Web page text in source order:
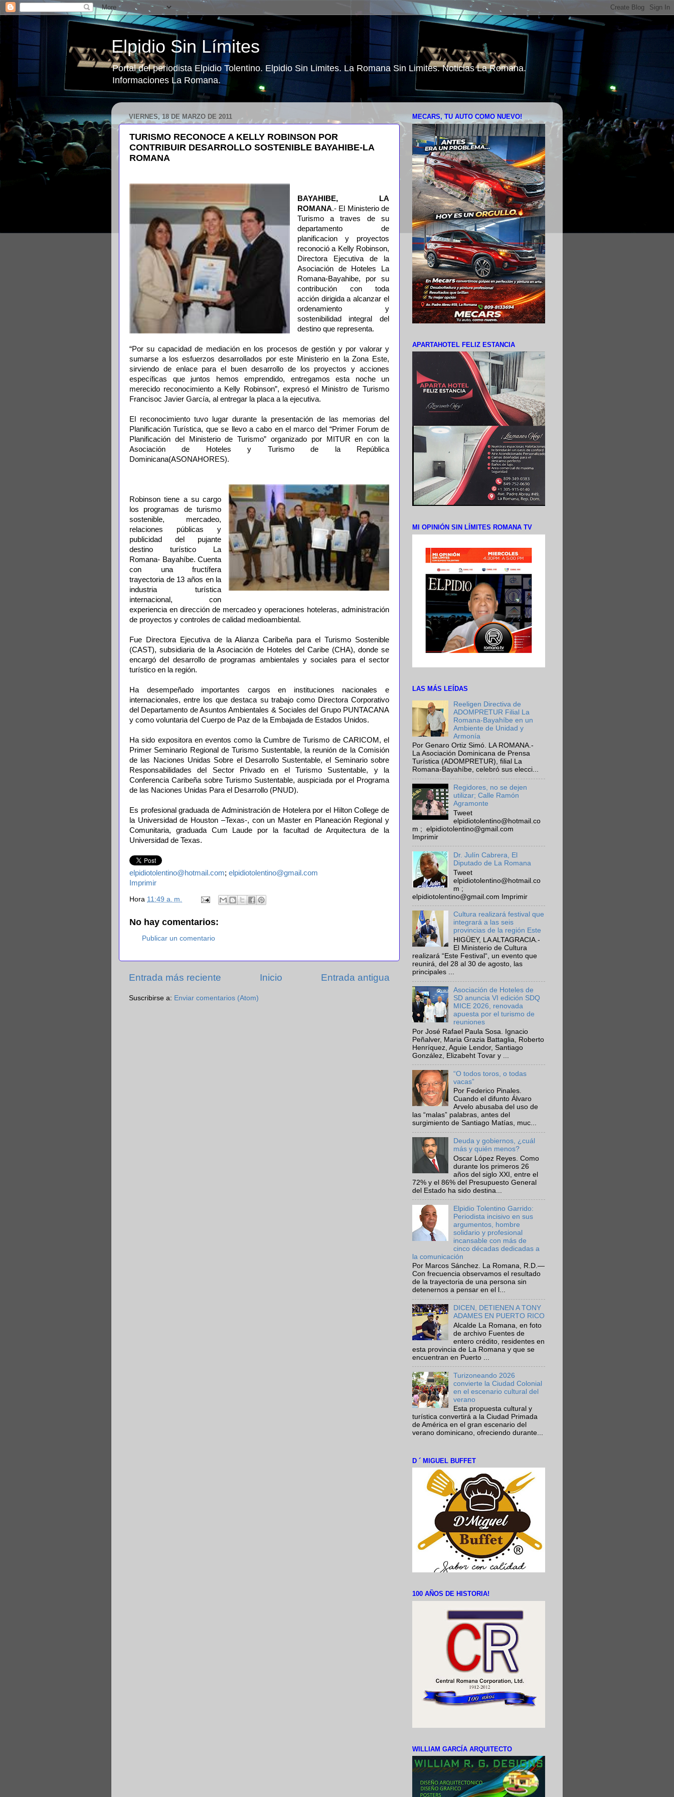
Elpidio Sin Límites
Portal del periodista Elpidio Tolentino. Elpidio Sin Limites. La Romana Sin Limites. Noticias La Romana.
Informaciones La Romana.
VIERNES, 18 DE MARZO DE 2011
TURISMO RECONOCE A KELLY ROBINSON POR
CONTRIBUIR DESARROLLO SOSTENIBLE BAYAHIBE-LA
ROMANA
BAYAHIBE, LA
ROMANA.- El Ministerio de
Turismo a traves de su
departamento de
planificacion y proyectos
reconoció a Kelly Robinson,
Directora Ejecutiva de la
Asociación de Hoteles La
Romana-Bayahibe, por su
contribución con toda
acción dirigida a alcanzar el
ordenamiento y
sostenibilidad integral del
destino que representa.
“Por su capacidad de mediación en los procesos de gestión y por valorar y
sumarse a los esfuerzos desarrollados por este Ministerio en la Zona Este,
sirviendo de enlace para el buen desarrollo de los proyectos y acciones
específicas que juntos hemos emprendido, entregamos esta noche un
merecido reconocimiento a Kelly Robinson”, expresó el Ministro de Turismo
Francisoc Javier García, al entregar la placa a la ejecutiva.
El reconocimiento tuvo lugar durante la presentación de las memorias del
Planificación Turística, que se llevo a cabo en el marco del “Primer Forum de
Planificación del Ministerio de Turismo” organizado por MITUR en con la
Asociación de Hoteles y Turismo de la República
Dominicana(ASONAHORES).
Robinson tiene a su cargo
los programas de turismo
sostenible, mercadeo,
relaciones públicas y
publicidad del pujante
destino turístico La
Romana- Bayahíbe. Cuenta
con una fructífera
trayectoria de 13 años en la
industria turística
internacional, con
experiencia en dirección de mercadeo y operaciones hoteleras, administración
de proyectos y controles de calidad medioambiental.
Fue Directora Ejecutiva de la Alianza Caribeña para el Turismo Sostenible
(CAST), subsidiaria de la Asociación de Hoteles del Caribe (CHA), donde se
encargó del desarrollo de programas ambientales y sociales para el sector
turístico en la región.
Ha desempeñado importantes cargos en instituciones nacionales e
internacionales, entre los que destaca su trabajo como Directora Corporativo
del Departamento de Asuntos Ambientales & Sociales del Grupo PUNTACANA
y como voluntaria del Cuerpo de Paz de la Embajada de Estados Unidos.
Ha sido expositora en eventos como la Cumbre de Turismo de CARICOM, el
Primer Seminario Regional de Turismo Sustentable, la reunión de la Comisión
de las Naciones Unidas Sobre el Desarrollo Sustentable, el Seminario sobre
Responsabilidades del Sector Privado en el Turismo Sustentable, y la
Conferencia Caribeña sobre Turismo Sustentable, auspiciada por el Programa
de las Naciones Unidas Para el Desarrollo (PNUD).
Es profesional graduada de Administración de Hotelera por el Hilton College de
la Universidad de Houston –Texas-, con un Master en Planeación Regional y
Comunitaria, graduada Cum Laude por la facultad de Arquitectura de la
Universidad de Texas.
elpidiotolentino@hotmail.com; elpidiotolentino@gmail.com
Imprimir
Hora 11:49 a. m.
No hay comentarios:
Publicar un comentario
Entrada más reciente Entrada antigua
Inicio
Suscribirse a: Enviar comentarios (Atom)
MECARS, TU AUTO COMO NUEVO!
APARTAHOTEL FELIZ ESTANCIA
MI OPINIÓN SIN LÍMITES ROMANA TV
LAS MÁS LEÍDAS
Reeligen Directiva de
ADOMPRETUR Filial La
Romana-Bayahíbe en un
Ambiente de Unidad y
Armonía
Por Genaro Ortiz Simó. LA ROMANA.-
La Asociación Dominicana de Prensa
Turística (ADOMPRETUR), filial La
Romana-Bayahíbe, celebró sus elecci...
Regidores, no se dejen
utilizar; Calle Ramón
Agramonte
Tweet
elpidiotolentino@hotmail.co
m ; elpidiotolentino@gmail.com
Imprimir
Dr. Julín Cabrera, El
Diputado de La Romana
Tweet
elpidiotolentino@hotmail.co
m ;
elpidiotolentino@gmail.com Imprimir
Cultura realizará festival que
integrará a las seis
provincias de la región Este
HIGÜEY, LA ALTAGRACIA.-
El Ministerio de Cultura
realizará “Este Festival“, un evento que
reunirá, del 28 al 30 de agosto, las
principales ...
Asociación de Hoteles de
SD anuncia VI edición SDQ
MICE 2026, renovada
apuesta por el turismo de
reuniones
Por José Rafael Paula Sosa. Ignacio
Peñalver, Maria Grazia Battaglia, Roberto
Henríquez, Aguie Lendor, Santiago
González, Elizabeht Tovar y ...
“O todos toros, o todas
vacas”
Por Federico Pinales.
Cuando el difunto Álvaro
Arvelo abusaba del uso de
las “malas” palabras, antes del
surgimiento de Santiago Matías, muc...
Deuda y gobiernos, ¿cuál
más y quién menos?
Oscar López Reyes. Como
durante los primeros 26
años del siglo XXI, entre el
72% y el 86% del Presupuesto General
del Estado ha sido destina...
Elpidio Tolentino Garrido:
Periodista incisivo en sus
argumentos, hombre
solidario y profesional
incansable con más de
cinco décadas dedicadas a
la comunicación
Por Marcos Sánchez. La Romana, R.D.—
Con frecuencia observamos el resultado
de la trayectoria de una persona sin
detenernos a pensar en el l...
DICEN, DETIENEN A TONY
ADAMES EN PUERTO RICO
Alcalde La Romana, en foto
de archivo Fuentes de
entero crédito, residentes en
esta provincia de La Romana y que se
encuentran en Puerto ...
Turizoneando 2026
convierte la Ciudad Colonial
en el escenario cultural del
verano
Esta propuesta cultural y
turística convertirá a la Ciudad Primada
de América en el gran escenario del
verano dominicano, ofreciendo durante...
D ´ MIGUEL BUFFET
100 AÑOS DE HISTORIA!
WILLIAM GARCÍA ARQUITECTO